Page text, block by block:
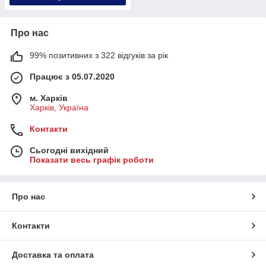
Про нас
99% позитивних з 322 відгуків за рік
Працює з 05.07.2020
м. Харків
Харків, Україна
Контакти
Сьогодні вихідний
Показати весь графік роботи
Про нас
Контакти
Доставка та оплата